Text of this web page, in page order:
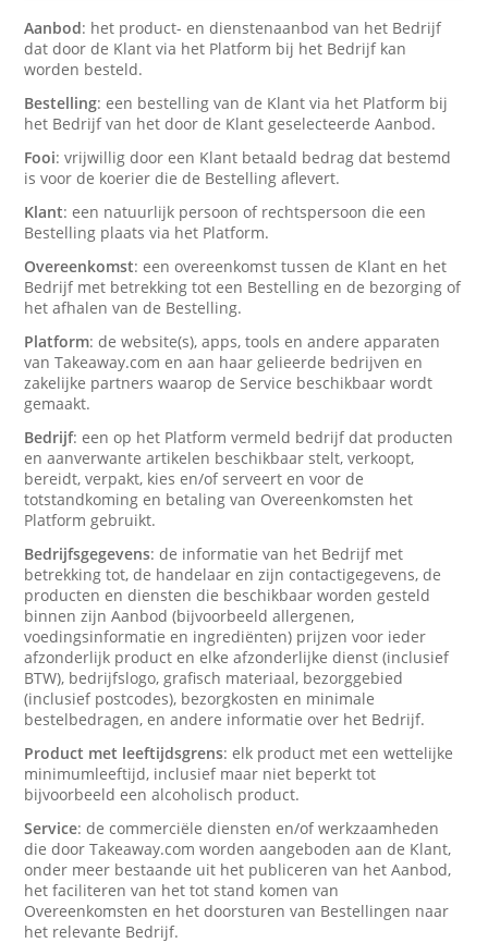
Aanbod: het product- en dienstenaanbod van het Bedrijf
dat door de Klant via het Platform bij het Bedrijf kan
worden besteld.
Bestelling: een bestelling van de Klant via het Platform bij
het Bedrijf van het door de Klant geselecteerde Aanbod.
Fooi: vrijwillig door een Klant betaald bedrag dat bestemd
is voor de koerier die de Bestelling aflevert.
Klant: een natuurlijk persoon of rechtspersoon die een
Bestelling plaats via het Platform.
Overeenkomst: een overeenkomst tussen de Klant en het
Bedrijf met betrekking tot een Bestelling en de bezorging of
het afhalen van de Bestelling.
Platform: de website(s), apps, tools en andere apparaten
van Takeaway.com en aan haar gelieerde bedrijven en
zakelijke partners waarop de Service beschikbaar wordt
gemaakt.
Bedrijf: een op het Platform vermeld bedrijf dat producten
en aanverwante artikelen beschikbaar stelt, verkoopt,
bereidt, verpakt, kies en/of serveert en voor de
totstandkoming en betaling van Overeenkomsten het
Platform gebruikt.
Bedrijfsgegevens: de informatie van het Bedrijf met
betrekking tot, de handelaar en zijn contactigegevens, de
producten en diensten die beschikbaar worden gesteld
binnen zijn Aanbod (bijvoorbeeld allergenen,
voedingsinformatie en ingrediënten) prijzen voor ieder
afzonderlijk product en elke afzonderlijke dienst (inclusief
BTW), bedrijfslogo, grafisch materiaal, bezorggebied
(inclusief postcodes), bezorgkosten en minimale
bestelbedragen, en andere informatie over het Bedrijf.
Product met leeftijdsgrens: elk product met een wettelijke
minimumleeftijd, inclusief maar niet beperkt tot
bijvoorbeeld een alcoholisch product.
Service: de commerciële diensten en/of werkzaamheden
die door Takeaway.com worden aangeboden aan de Klant,
onder meer bestaande uit het publiceren van het Aanbod,
het faciliteren van het tot stand komen van
Overeenkomsten en het doorsturen van Bestellingen naar
het relevante Bedrijf.